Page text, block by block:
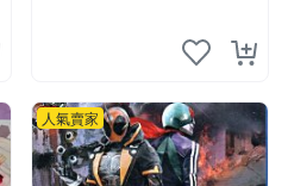
人氣賣家